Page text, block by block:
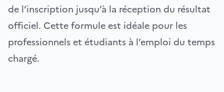
de l’inscription jusqu’à la réception du résultat
officiel. Cette formule est idéale pour les
professionnels et étudiants à l’emploi du temps
chargé.